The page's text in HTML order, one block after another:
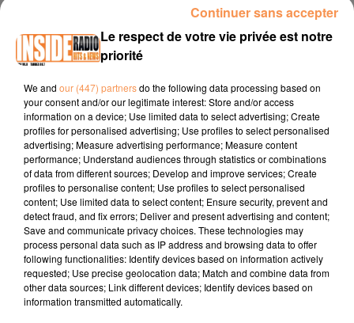
00:18 SARE : Spectacle "Tenir" dimanche 18 mai à la Salle
Lur Berri à partir de 10h30
00:27 TARBES / Atelier de théâtre d'improvisation samedi
17 mai à la Bibliothèque Nelson Mandela à partir de 10h30
www.tarbes.fr
00:49 LONS / Bon Hop à l'Espace Jmaes Chambaud
vendredi 16 mai à partir de 21hwww.espace-chambaud.fr
TITRES DIFFUSÉS
Le respect de votre vie privée est notre
priorité
We and our (447) partnersdo the following data processing based on
your consent and/or our legitimate interest: Store and/or access
information on a device; Use limited data to select advertising; Create
profiles for personalised advertising; Use profiles to select personalised
advertising; Measure advertising performance; Measure content
performance; Understand audiences through statistics or combinations
of data from different sources; Develop and improve services; Create
profiles to personalise content; Use profiles to select personalised
content; Use limited data to select content; Ensure security, prevent and
detect fraud, and fix errors; Deliver and present advertising and content;
Save and communicate privacy choices. These technologies may
process personal data such as IP address and browsing data to offer
following functionalities: Identify devices based on information actively
requested; Use precise geolocation data; Match and combine data from
other data sources; Link different devices; Identify devices based on
information transmitted automatically.
Continuer sans accepter